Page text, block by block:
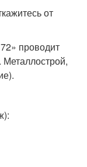
от
проводит